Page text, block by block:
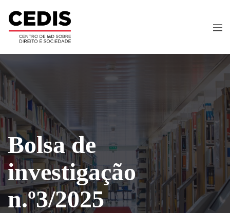
Bolsa de
investigação
n.º3/2025